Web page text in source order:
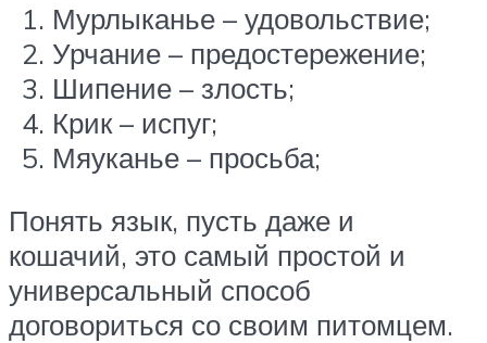
Мурлыканье – удовольствие;
Урчание – предостережение;
Шипение – злость;
Крик – испуг;
Мяуканье – просьба;
Понять язык, пусть даже и
кошачий, это самый простой и
универсальный способ
договориться со своим питомцем.